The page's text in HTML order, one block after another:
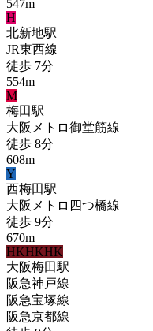
547m
H
北新地駅
JR東西線
徒歩 7分
554m
M
梅田駅
大阪メトロ御堂筋線
徒歩 8分
608m
Y
西梅田駅
大阪メトロ四つ橋線
徒歩 9分
670m
HKHKHK
大阪梅田駅
阪急神戸線
阪急宝塚線
阪急京都線